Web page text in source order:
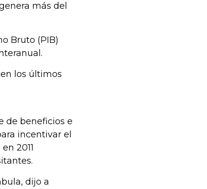
más del
Bruto (PIB)
los últimos
de beneficios e
incentivar el
2011
dijo a